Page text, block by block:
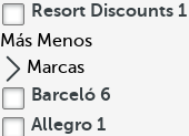
Resort Discounts 1
Más Menos
Marcas
Barceló 6
Allegro 1